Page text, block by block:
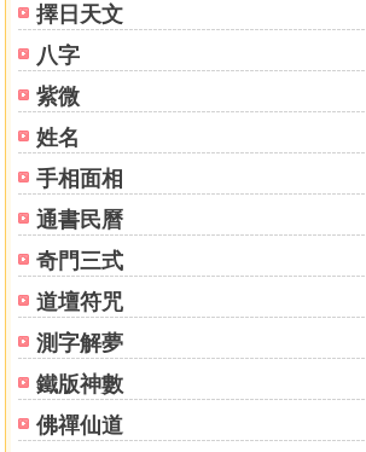
擇日天文
八字
紫微
姓名
手相面相
通書民曆
奇門三式
道壇符咒
測字解夢
鐵版神數
佛禪仙道
第六章 大運流年排列法
大運排列法
流年排列法
流年概要
第七章 六神定名
日干支生剋定名
六神生剋關係
六神的涵義
第八章 命宮
命宮的影響力
第九章 格局
普通格局